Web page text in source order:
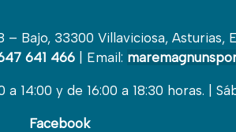
– Bajo, 33300 Villaviciosa, Asturias,
641 466 | Email:
14:00 y de 16:00 a 18:30 horas. |
Facebook